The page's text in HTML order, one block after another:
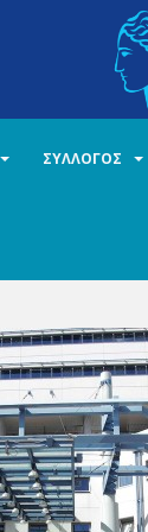
ΣΥΛΛΟΓΟΣ